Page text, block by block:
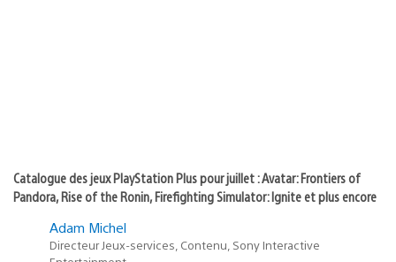
Catalogue des jeux PlayStation Plus pour juillet : Avatar: Frontiers of
Pandora, Rise of the Ronin, Firefighting Simulator: Ignite et plus encore
Adam Michel
Directeur Jeux-services, Contenu, Sony Interactive